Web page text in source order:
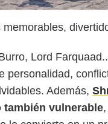
memorables,
Lord
personalidad,
Además,
vulnerable